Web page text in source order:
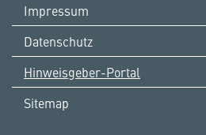
Impressum
Datenschutz
Hinweisgeber-Portal
Sitemap